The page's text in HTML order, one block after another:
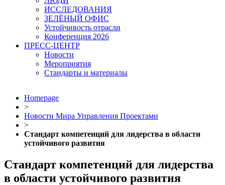
ИССЛЕДОВАНИЯ
ЗЕЛЁНЫЙ ОФИС
Устойчивость отрасли
Конференция 2026
ПРЕСС-ЦЕНТР
Новости
Мероприятия
Стандарты и материалы
Homepage
>
Новости Мира Управления Проектами
>
Стандарт компетенций для лидерства в области
устойчивого развития
Стандарт компетенций для лидерства
в области устойчивого развития